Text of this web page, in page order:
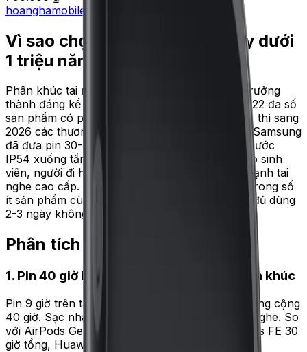
hoanghamobile
Vì sao chọn tai nghe không dây dưới
1 triệu năm 2026?
Phân khúc tai nghe không dây dưới 1 triệu đã trưởng
thành đáng kể trong 2-3 năm qua. Nếu năm 2022 đa số
sản phẩm có pin chỉ 15-20 giờ và Bluetooth 5.0, thì sang
2026 các thương hiệu lớn như Huawei, Xiaomi, Samsung
đã đưa pin 30-40 giờ, Bluetooth 5.4 và chống nước
IP54 xuống tầm giá này. Đây là lựa chọn tốt cho sinh
viên, người đi học, hoặc làm tai nghe phụ bên cạnh tai
nghe cao cấp. Đặc biệt, FreeBuds SE 4 là một trong số
ít sản phẩm cùng tầm giá có pin 40 giờ tổng — đủ dùng
2-3 ngày không cần sạc khi di chuyển nhiều.
Phân tích 5 điểm mạnh
1. Pin 40 giờ kèm hộp sạc — vượt trội phân khúc
Pin 9 giờ trên tai nghe + 31 giờ trong hộp sạc, tổng cộng
40 giờ. Sạc nhanh: cắm hộp 10 phút cho 4 giờ nghe. So
với AirPods Gen 3 chỉ 30 giờ tổng và Galaxy Buds FE 30
giờ tổng, Huawei dẫn đầu cả về dung lượng.